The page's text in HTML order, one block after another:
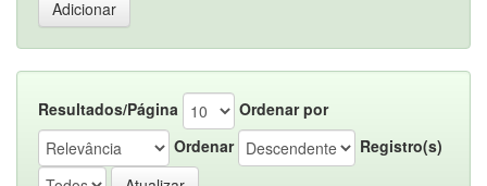
Resultados/Página
Ordenar por
Ordenar
Registro(s)